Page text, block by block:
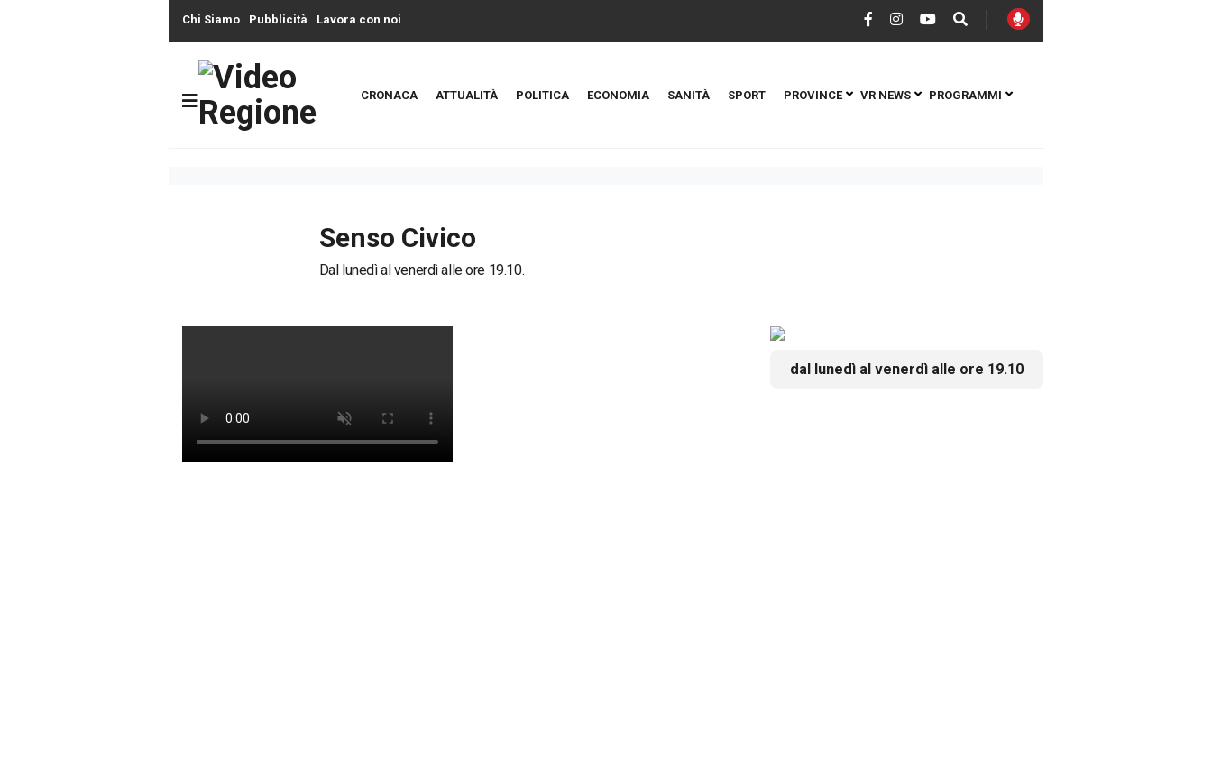
Chi Siamo Pubblicità Lavora con noi
CRONACA ATTUALITÀ POLITICA ECONOMIA SANITÀ SPORT PROVINCE VR NEWS PROGRAMMI
Senso Civico
Dal lunedì al venerdì alle ore 19.10.
dal lunedì al venerdì alle ore 19.10